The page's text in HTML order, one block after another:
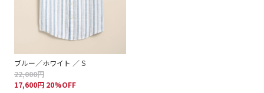
ブルー／ホワイト ／ S
22,000円
17,600円 20%OFF